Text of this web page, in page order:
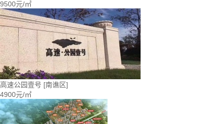
9500元/㎡
高速公园壹号 [南谯区]
4900元/㎡